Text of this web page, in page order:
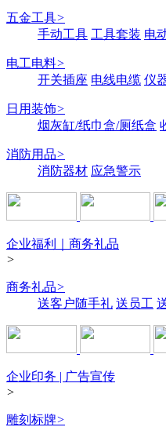
五金工具>
手动工具 工具套装 电
电工电料>
开关插座 电线电缆 仪
日用装饰>
烟灰缸/纸巾盒/厕纸盒
消防用品>
消防器材 应急警示
企业福利｜商务礼品
>
商务礼品>
送客户随手礼 送员工
企业印务 | 广告宣传
>
雕刻标牌>